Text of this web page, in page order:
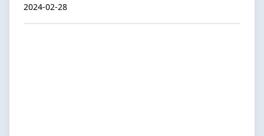
2024-02-28